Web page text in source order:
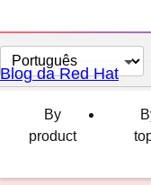
Selecionar
idioma
Blog da Red Hat
By
product